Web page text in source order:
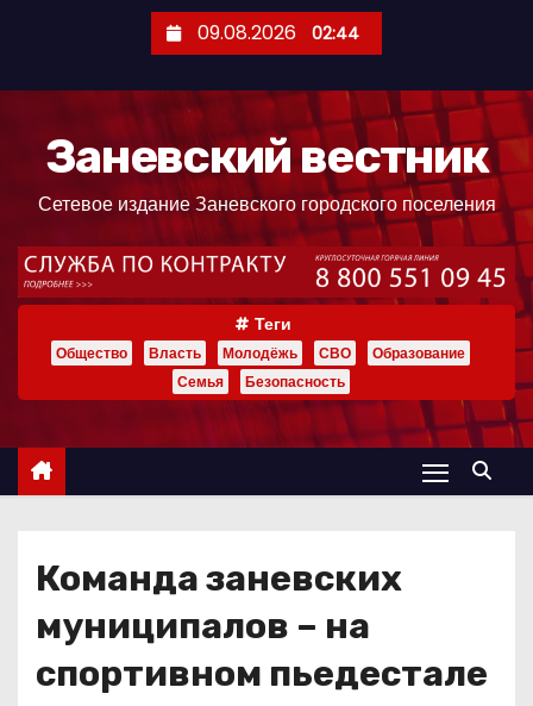
ж
09.08.2026 02:44
Заневский вестник
Сетевое издание Заневского городского поселения
Теги
Общество Власть Молодёжь СВО
Образование
Семья
Безопасность
Команда заневских
муниципалов – на
спортивном пьедестале